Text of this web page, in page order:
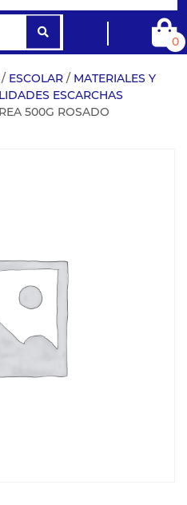
0
/ ESCOLAR / MATERIALES Y
ESCARCHAS
500G ROSADO